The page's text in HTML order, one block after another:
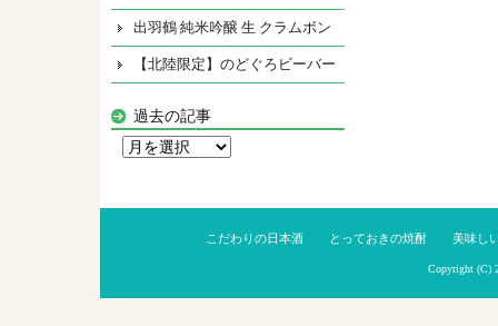
出羽鶴 純米吟醸 生 クラムボン
【北陸限定】のどぐろビーバー
過去の記事
こだわりの日本酒 とっておきの焼酎 美味し
Copyright (C)